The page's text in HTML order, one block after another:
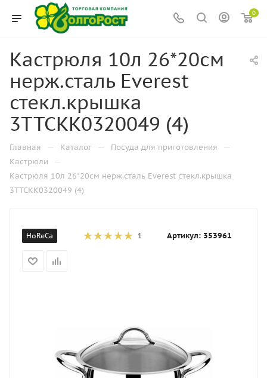
0
Кастрюля 10л 26*20см
нерж.сталь Everest
стекл.крышка
3ТТСКК0320049 (4)
Главная — Каталог — Посуда для приготовления —
Кастрюли —
Кастрюля 10л 26*20см нерж.сталь Everest стекл.крышка
3ТТСКК0320049 (4)
HoReCa 1 Артикул: 353961